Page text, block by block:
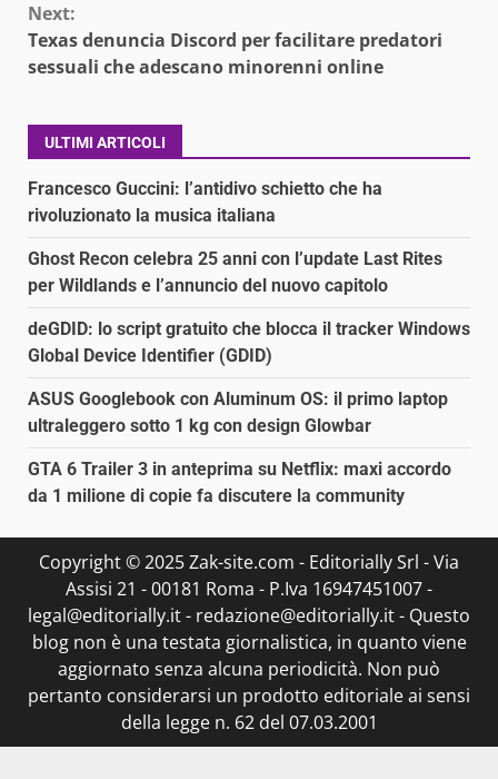
Next:
Texas denuncia Discord per facilitare predatori
sessuali che adescano minorenni online
ULTIMI ARTICOLI
Francesco Guccini: l’antidivo schietto che ha
rivoluzionato la musica italiana
Ghost Recon celebra 25 anni con l’update Last Rites
per Wildlands e l’annuncio del nuovo capitolo
deGDID: lo script gratuito che blocca il tracker Windows
Global Device Identifier (GDID)
ASUS Googlebook con Aluminum OS: il primo laptop
ultraleggero sotto 1 kg con design Glowbar
GTA 6 Trailer 3 in anteprima su Netflix: maxi accordo
da 1 milione di copie fa discutere la community
Copyright © 2025 Zak-site.com - Editorially Srl - Via
Assisi 21 - 00181 Roma - P.Iva 16947451007 -
legal@editorially.it - redazione@editorially.it - Questo
blog non è una testata giornalistica, in quanto viene
aggiornato senza alcuna periodicità. Non può
pertanto considerarsi un prodotto editoriale ai sensi
della legge n. 62 del 07.03.2001